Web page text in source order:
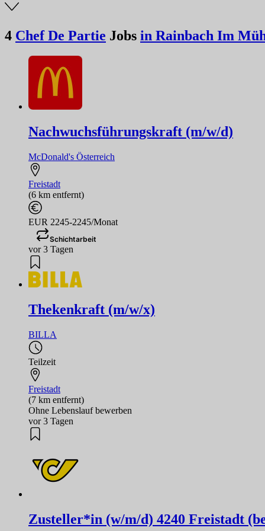
4 Chef De Partie Jobs in Rainbach Im
Nachwuchsführungskraft (m/w/d)
McDonald's Österreich
Freistadt
(6 km entfernt)
EUR 2245-2245/Monat
Schichtarbeit
vor 3 Tagen
Thekenkraft (m/w/x)
BILLA
Teilzeit
Freistadt
(7 km entfernt)
Ohne Lebenslauf bewerben
vor 3 Tagen
Zusteller*in (w/m/d) 4240 Freistadt